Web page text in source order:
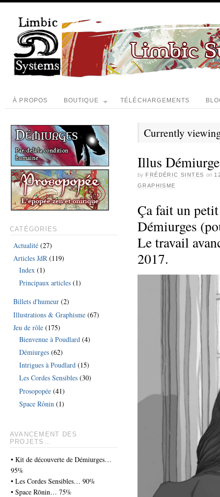
À PROPOS BOUTIQUE TÉLÉCHARGEMENTS
Currently
Illus
by FRÉDÉRIC SINTES on
GRAPHISME
Ça fait un
Démiurges
Le travail
2017.
CATÉGORIES
Actualité (27)
Articles JdR (119)
Index (1)
Principaux articles (1)
Billets d'humeur (2)
Illustrations & Graphisme (67)
Jeu de rôle (175)
Bienvenue à Poudlard (4)
Démiurges (62)
Intrigues à Poudlard (15)
Les Cordes Sensibles (30)
Prosopopée (41)
Space Rônin (1)
AVANCEMENT DES
PROJETS…
• Kit de découverte de Démiurges…
95%
• Les Cordes Sensibles… 90%
• Space Rōnin… 75%